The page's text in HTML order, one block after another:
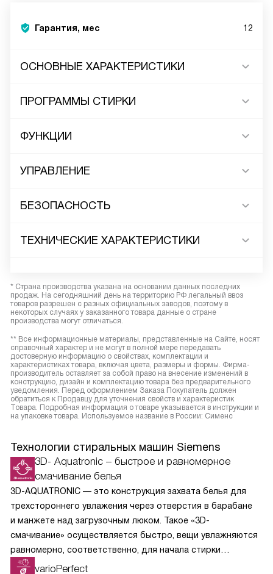
Гарантия, мес 12
ОСНОВНЫЕ ХАРАКТЕРИСТИКИ
ПРОГРАММЫ СТИРКИ
ФУНКЦИИ
УПРАВЛЕНИЕ
БЕЗОПАСНОСТЬ
ТЕХНИЧЕСКИЕ ХАРАКТЕРИСТИКИ
* Страна производства указана на основании данных последних
продаж. На сегодняшний день на территорию РФ легальный ввоз
товаров разрешен с разных официальных заводов, поэтому в
некоторых случаях у заказанного товара данные о стране
производства могут отличаться.
** Все информационные материалы, представленные на Сайте, носят
справочный характер и не могут в полной мере передавать
достоверную информацию о свойствах, комплектации и
характеристиках товара, включая цвета, размеры и формы. Фирма-
производитель оставляет за собой право на внесение изменений в
конструкцию, дизайн и комплектацию товара без предварительного
уведомления. Перед оформлением Заказа Покупатель должен
обратиться к Продавцу для уточнения свойств и характеристик
Товара. Подробная информация о товаре указывается в инструкции и
на упаковке товара. Используемое название в России: Сименс
Технологии стиральных машин Siemens
3D- Aquatronic – быстрое и равномерное
смачивание белья
3D-AQUATRONIC — это конструкция захвата белья для
трехстороннего увлажения через отверстия в барабане
и манжете над загрузочным люком. Такое «3D-
смачивание» осуществляется быстро, вещи увлажняются
равномерно, соответственно, для начала стирки
требуется меньше времени, воды и электроэнергии.
varioPerfect